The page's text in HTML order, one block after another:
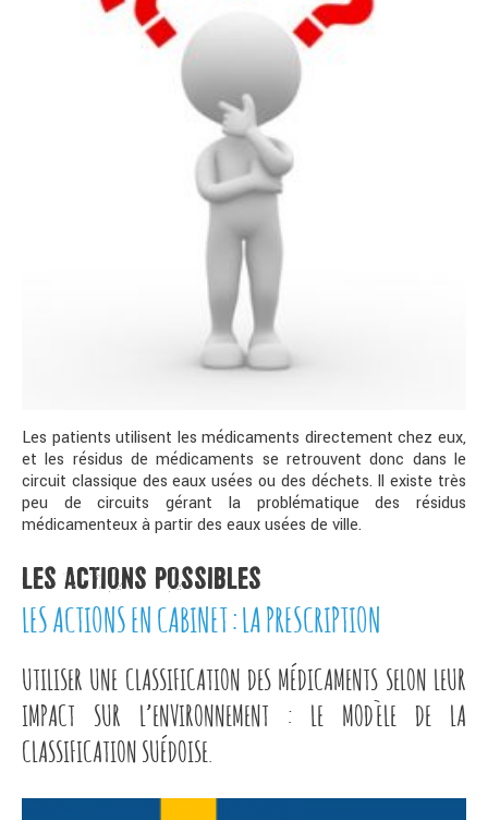
Les patients utilisent les médicaments directement chez eux,
et les résidus de médicaments se retrouvent donc dans le
circuit classique des eaux usées ou des déchets. Il existe très
peu de circuits gérant la problématique des résidus
médicamenteux à partir des eaux usées de ville.
LES ACTIONS POSSIBLES
LES ACTIONS EN CABINET : LA PRESCRIPTION
UTILISER UNE CLASSIFICATION DES MÉDICAMENTS SELON LEUR
IMPACT SUR L’ENVIRONNEMENT : LE MODÈLE DE LA
CLASSIFICATION SUÉDOISE.